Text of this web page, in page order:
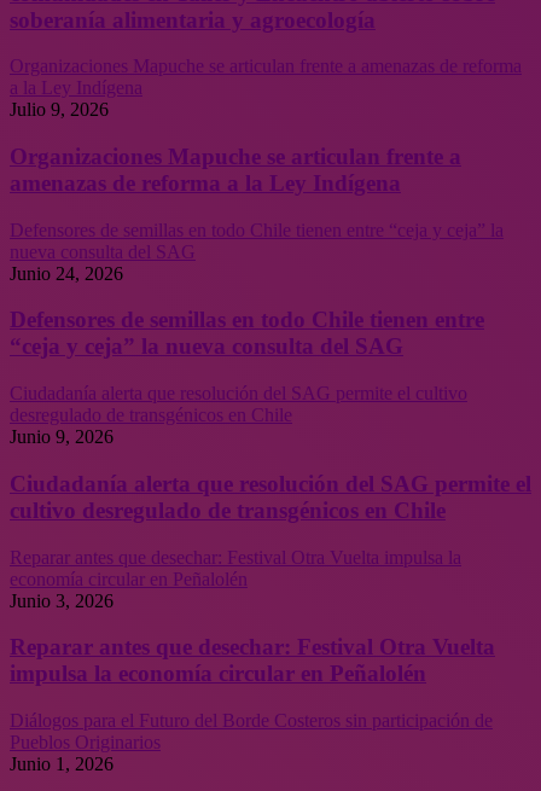
soberanía alimentaria y agroecología
Organizaciones Mapuche se articulan frente a amenazas de reforma
a la Ley Indígena
Julio 9, 2026
Organizaciones Mapuche se articulan frente a
amenazas de reforma a la Ley Indígena
Defensores de semillas en todo Chile tienen entre “ceja y ceja” la
nueva consulta del SAG
Junio 24, 2026
Defensores de semillas en todo Chile tienen entre
“ceja y ceja” la nueva consulta del SAG
Ciudadanía alerta que resolución del SAG permite el cultivo
desregulado de transgénicos en Chile
Junio 9, 2026
Ciudadanía alerta que resolución del SAG permite el
cultivo desregulado de transgénicos en Chile
Reparar antes que desechar: Festival Otra Vuelta impulsa la
economía circular en Peñalolén
Junio 3, 2026
Reparar antes que desechar: Festival Otra Vuelta
impulsa la economía circular en Peñalolén
Diálogos para el Futuro del Borde Costeros sin participación de
Pueblos Originarios
Junio 1, 2026